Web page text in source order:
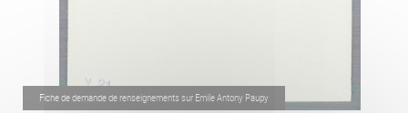
Fiche de demande de renseignements sur Emile Antony Paupy